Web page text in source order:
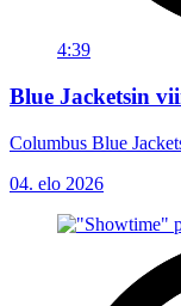
4:39
Blue Jacketsin
Columbus Blue
04. elo 2026